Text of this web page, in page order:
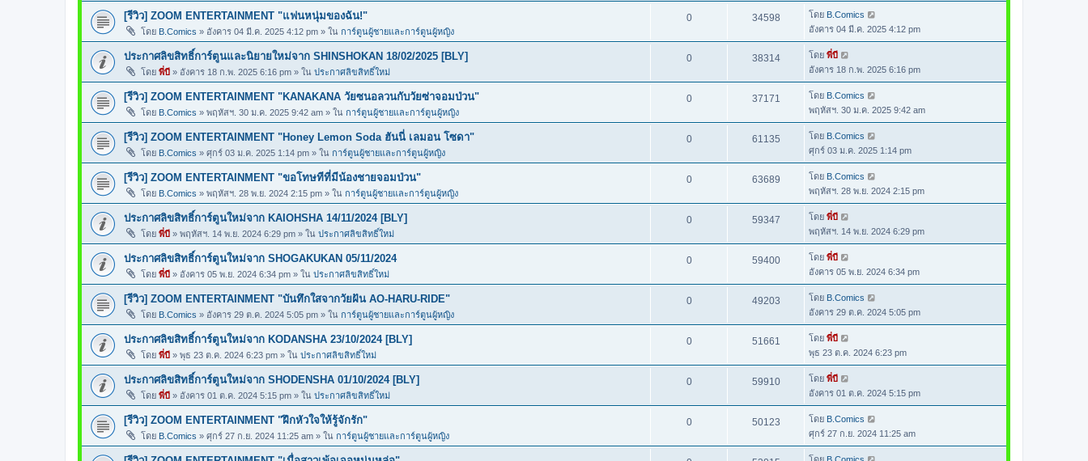
[รีวิว] ZOOM ENTERTAINMENT "แฟนหนุ่มของฉัน!"
โดย B.Comics » อังคาร 04 มี.ค. 2025 4:12 pm » ใน การ์ตูนผู้ชายและการ์ตูนผู้หญิง
0 34598 โดย B.Comics
อังคาร 04 มี.ค. 2025 4:12 pm
ประกาศลิขสิทธิ์การ์ตูนและนิยายใหม่จาก SHINSHOKAN 18/02/2025 [BLY]
โดย พี่บี » อังคาร 18 ก.พ. 2025 6:16 pm » ใน ประกาศลิขสิทธิ์ใหม่
0 38314 โดย พี่บี
อังคาร 18 ก.พ. 2025 6:16 pm
[รีวิว] ZOOM ENTERTAINMENT "KANAKANA วัยซนอลวนกับวัยซ่าจอมป่วน"
โดย B.Comics » พฤหัสฯ. 30 ม.ค. 2025 9:42 am » ใน การ์ตูนผู้ชายและการ์ตูนผู้หญิง
0 37171 โดย B.Comics
พฤหัสฯ. 30 ม.ค. 2025 9:42 am
[รีวิว] ZOOM ENTERTAINMENT "Honey Lemon Soda ฮันนี่ เลมอน โซดา"
โดย B.Comics » ศุกร์ 03 ม.ค. 2025 1:14 pm » ใน การ์ตูนผู้ชายและการ์ตูนผู้หญิง
0 61135 โดย B.Comics
ศุกร์ 03 ม.ค. 2025 1:14 pm
[รีวิว] ZOOM ENTERTAINMENT "ขอโทษทีที่มีน้องชายจอมป่วน"
โดย B.Comics » พฤหัสฯ. 28 พ.ย. 2024 2:15 pm » ใน การ์ตูนผู้ชายและการ์ตูนผู้หญิง
0 63689 โดย B.Comics
พฤหัสฯ. 28 พ.ย. 2024 2:15 pm
ประกาศลิขสิทธิ์การ์ตูนใหม่จาก KAIOHSHA 14/11/2024 [BLY]
โดย พี่บี » พฤหัสฯ. 14 พ.ย. 2024 6:29 pm » ใน ประกาศลิขสิทธิ์ใหม่
0 59347 โดย พี่บี
พฤหัสฯ. 14 พ.ย. 2024 6:29 pm
ประกาศลิขสิทธิ์การ์ตูนใหม่จาก SHOGAKUKAN 05/11/2024
โดย พี่บี » อังคาร 05 พ.ย. 2024 6:34 pm » ใน ประกาศลิขสิทธิ์ใหม่
0 59400 โดย พี่บี
อังคาร 05 พ.ย. 2024 6:34 pm
[รีวิว] ZOOM ENTERTAINMENT "บันทึกใสจากวัยฝัน AO-HARU-RIDE"
โดย B.Comics » อังคาร 29 ต.ค. 2024 5:05 pm » ใน การ์ตูนผู้ชายและการ์ตูนผู้หญิง
0 49203 โดย B.Comics
อังคาร 29 ต.ค. 2024 5:05 pm
ประกาศลิขสิทธิ์การ์ตูนใหม่จาก KODANSHA 23/10/2024 [BLY]
โดย พี่บี » พุธ 23 ต.ค. 2024 6:23 pm » ใน ประกาศลิขสิทธิ์ใหม่
0 51661 โดย พี่บี
พุธ 23 ต.ค. 2024 6:23 pm
ประกาศลิขสิทธิ์การ์ตูนใหม่จาก SHODENSHA 01/10/2024 [BLY]
โดย พี่บี » อังคาร 01 ต.ค. 2024 5:15 pm » ใน ประกาศลิขสิทธิ์ใหม่
0 59910 โดย พี่บี
อังคาร 01 ต.ค. 2024 5:15 pm
[รีวิว] ZOOM ENTERTAINMENT "ฝึกหัวใจให้รู้จักรัก"
โดย B.Comics » ศุกร์ 27 ก.ย. 2024 11:25 am » ใน การ์ตูนผู้ชายและการ์ตูนผู้หญิง
0 50123 โดย B.Comics
ศุกร์ 27 ก.ย. 2024 11:25 am